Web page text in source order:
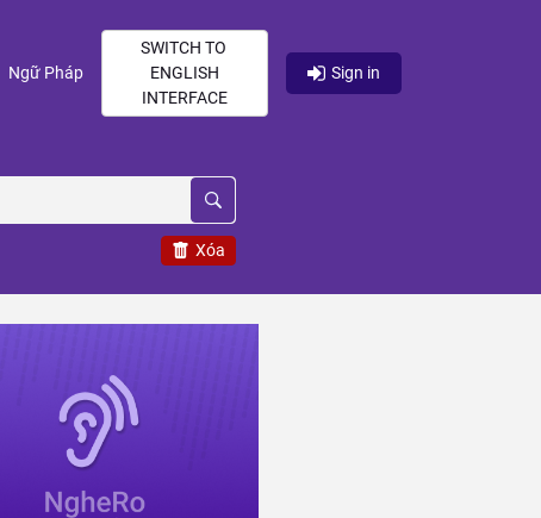
(current)
Ngữ Pháp(current)
SWITCH TO
ENGLISH
INTERFACE
Sign in
Xóa